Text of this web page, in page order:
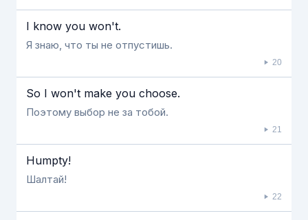
I know you won't.
Я знаю, что ты не отпустишь.
20
So I won't make you choose.
Поэтому выбор не за тобой.
21
Humpty!
Шалтай!
22